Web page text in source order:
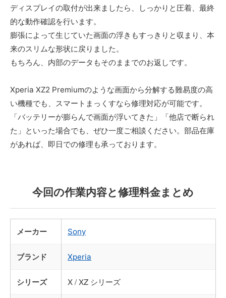
ディスプレイの取付が出来ましたら、しっかりと圧着、最終
的な動作確認を行います。
膨張によって生じていた画面の浮きもすっきりと収まり、本
来のスリムな形状に戻りました。
もちろん、内部のデータもそのままでのお返しです。
Xperia XZ2 Premiumのような画面から分解する難易度の高
い機種でも、スマートまっくすなら修理対応が可能です。
「バッテリーが膨らんで画面が浮いてきた」「他店で断られ
た」といった場合でも、ぜひ一度ご相談ください。部品在庫
があれば、即日での修理も承っております。
今回の作業内容と修理料金まとめ
メーカー Sony
ブランド Xperia
シリーズ X / XZ シリーズ